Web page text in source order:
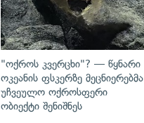
"ოქროს კვერცხი"? — წყნარი
ოკეანის ფსკერზე მეცნიერებმა
უჩვეულო ოქროსფერი
ობიექტი შენიშნეს